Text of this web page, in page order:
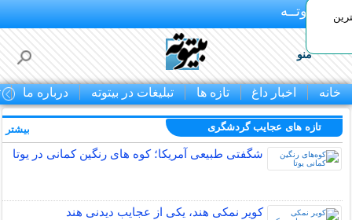
بـیتوتــه
منو
خانه اخبار داغ تازه ها تبلیغات در بیتوته درباره ما
تازه های عجایب گردشگری
شگفتی طبیعی آمریکا؛ کوه های رنگین کمانی در یوتا
کویر نمکی هند، یکی از عجایب دیدنی هند
بیشتر